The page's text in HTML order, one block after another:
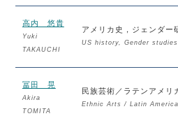
高内 悠貴
Yuki
TAKAUCHI
アメリカ史，ジェンダー
US history, Gender studies
冨田 晃
Akira
TOMITA
民族芸術／ラテンアメリ
Ethnic Arts / Latin